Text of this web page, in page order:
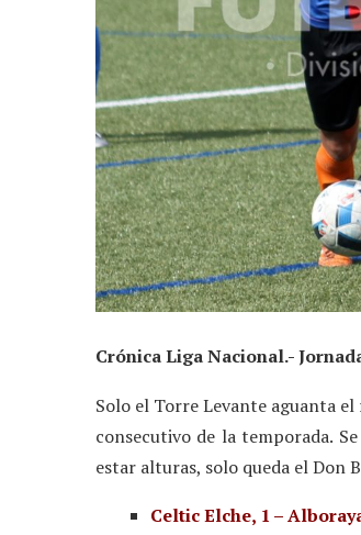
Crónica Liga Nacional.-
Solo el Torre Levante aguanta
consecutivo de la temporada.
estar alturas, solo queda el Don
Celtic Elche, 1 –